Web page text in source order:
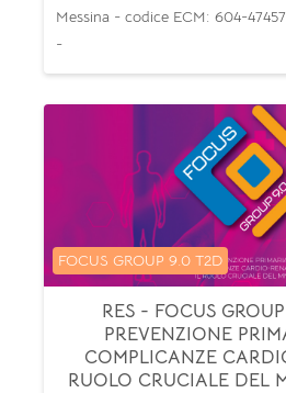
Messina - codice ECM: 604-
-
RES - FOCUS
PREVENZIONE
COMPLICANZE
RUOLO CRUCIALE DEL
Categoria di corsi
FOCUS GROUP 9.0 T2D